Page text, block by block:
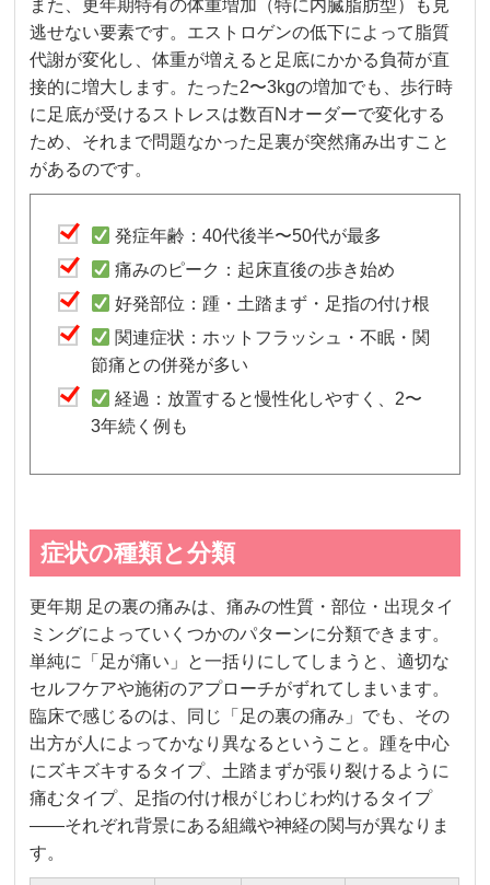
また、更年期特有の体重増加（特に内臓脂肪型）も見
逃せない要素です。エストロゲンの低下によって脂質
代謝が変化し、体重が増えると足底にかかる負荷が直
接的に増大します。たった2〜3kgの増加でも、歩行時
に足底が受けるストレスは数百Nオーダーで変化する
ため、それまで問題なかった足裏が突然痛み出すこと
があるのです。
発症年齢：40代後半〜50代が最多
痛みのピーク：起床直後の歩き始め
好発部位：踵・土踏まず・足指の付け根
関連症状：ホットフラッシュ・不眠・関
節痛との併発が多い
経過：放置すると慢性化しやすく、2〜
3年続く例も
症状の種類と分類
更年期 足の裏の痛みは、痛みの性質・部位・出現タイ
ミングによっていくつかのパターンに分類できます。
単純に「足が痛い」と一括りにしてしまうと、適切な
セルフケアや施術のアプローチがずれてしまいます。
臨床で感じるのは、同じ「足の裏の痛み」でも、その
出方が人によってかなり異なるということ。踵を中心
にズキズキするタイプ、土踏まずが張り裂けるように
痛むタイプ、足指の付け根がじわじわ灼けるタイプ
――それぞれ背景にある組織や神経の関与が異なりま
す。